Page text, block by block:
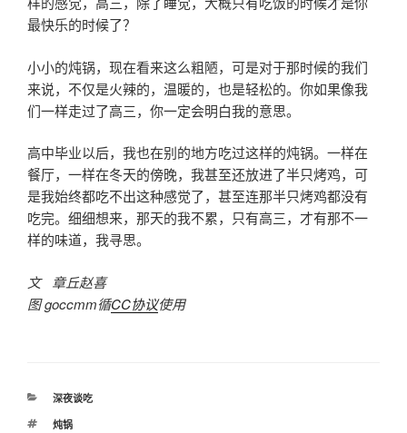
最快乐的时候了？
小小的炖锅，现在看来这么粗陋，可是对于那时候的我们
来说，不仅是火辣的，温暖的，也是轻松的。你如果像我
们一样走过了高三，你一定会明白我的意思。
高中毕业以后，我也在别的地方吃过这样的炖锅。一样在
餐厅，一样在冬天的傍晚，我甚至还放进了半只烤鸡，可
是我始终都吃不出这种感觉了，甚至连那半只烤鸡都没有
吃完。细细想来，那天的我不累，只有高三，才有那不一
样的味道，我寻思。
文 章丘赵喜
图 goccmm循CC协议使用
分
深夜谈吃
标
炖锅